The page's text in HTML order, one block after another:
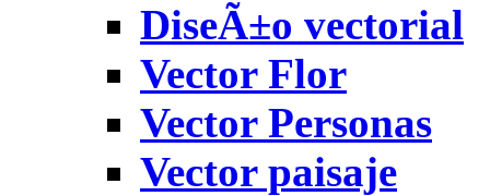
DiseÃ±o vectorial
Vector Flor
Vector Personas
Vector paisaje